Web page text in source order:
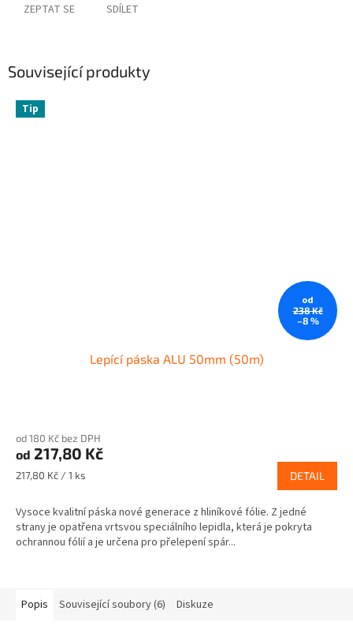
ZEPTAT SE SDÍLET
Související produkty
Tip
od
238 Kč
–8 %
Lepící páska ALU 50mm (50m)
od 180 Kč bez DPH
od 217,80 Kč
Měrná
217,80 Kč / 1 ks DETAIL
Vysoce kvalitní páska nové generace z hliníkové fólie. Z jedné
strany je opatřena vrtsvou speciálního lepidla, která je pokryta
ochrannou fólií a je určena pro přelepení spár...
Popis Související soubory (6) Diskuze